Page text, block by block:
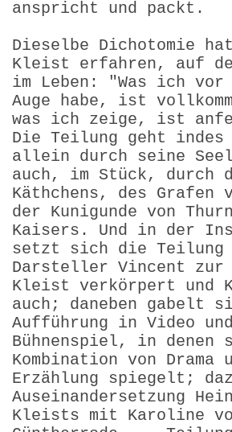
anspricht und packt.
Dieselbe Dichotomie
Kleist erfahren, auf
im Leben: "Was ich vor
Auge habe, ist
was ich zeige, ist
Die Teilung geht
allein durch seine
auch, im Stück, durch
Käthchens, des Grafen
der Kunigunde von
Kaisers. Und in der
setzt sich die
Darsteller Vincent zur
Kleist verkörpert und
auch; daneben gabelt
Aufführung in Video und
Bühnenspiel, in denen
Kombination von Drama
Erzählung spiegelt;
Auseinandersetzung
Kleists mit Karoline